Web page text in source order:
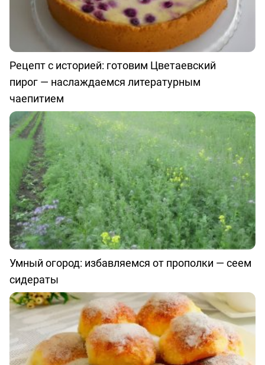
Рецепт с историей: готовим Цветаевский
пирог — наслаждаемся литературным
чаепитием
Умный огород: избавляемся от прополки — сеем
сидераты